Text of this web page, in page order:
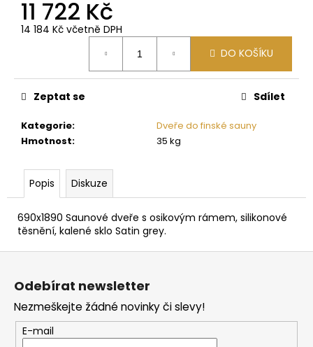
11 722 Kč
14 184 Kč včetně DPH
DO KOŠÍKU
Kategorie:
Dveře do finské sauny
Hmotnost: 35 kg
Zeptat se Sdílet
Popis Diskuze
690x1890 Saunové dveře s osikovým rámem, silikonové
těsnění, kalené sklo Satin grey.
o
p
u
m
e
SAUNOVÁ
KAMNA
NA
DŘEVO
HARVIA
M3
Z
Odebírat newsletter
Nezmeškejte žádné novinky či slevy!
E-mail